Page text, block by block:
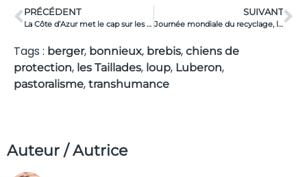
PRÉCÉDENT
La Côte d’Azur met le cap sur les aires maritimes protégées
SUIVANT
Journée mondiale du recyclage, la Région Sud en retard !
Tags : berger, bonnieux, brebis, chiens de
protection, les Taillades, loup, Luberon,
pastoralisme, transhumance
Auteur / Autrice